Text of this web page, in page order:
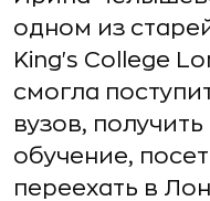
одном из
King's College
смогла
вузов,
обучение,
переехать в